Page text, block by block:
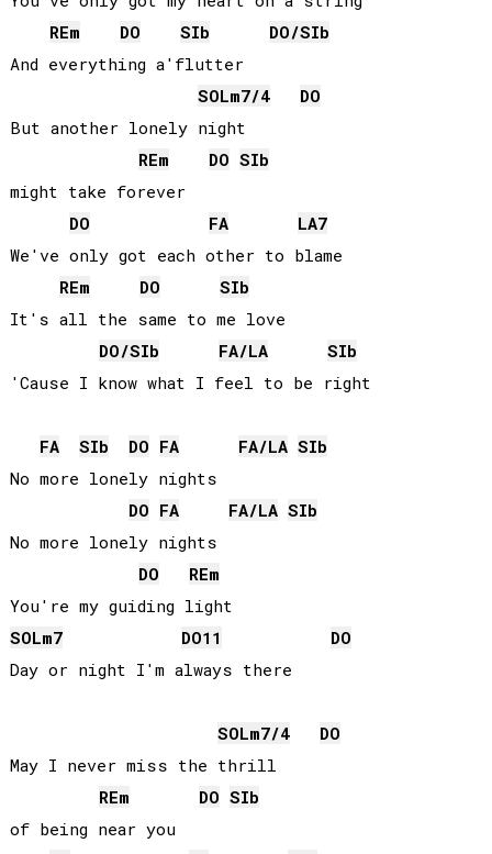
REm DO SIb DO/SIb
And everything a'flutter
SOLm7/4
DO
But another lonely night
REm DO SIb
might take forever
DO
FA LA7
We've only got each other to blame
REm DO
SIb
It's all the same to me love
DO/SIb FA/LA
SIb
'Cause I know what I feel to be right
FA SIb DO FA FA/LA SIb
No more lonely nights
DO FA FA/LA SIb
No more lonely nights
DO
REm
SOLm7 DO11
DO
Day or night I'm always there
SOLm7/4
DO
May I never miss the thrill
REm DO SIb
of being near you